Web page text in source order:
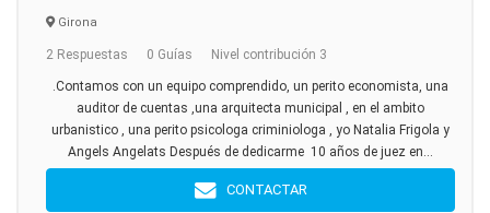
Girona
2 Respuestas 0 Guías Nivel contribución 3
.Contamos con un equipo comprendido, un perito economista, una
auditor de cuentas ,una arquitecta municipal , en el ambito
urbanistico , una perito psicologa criminiologa , yo Natalia Frigola y
Angels Angelats Después de dedicarme 10 años de juez en...
CONTACTAR